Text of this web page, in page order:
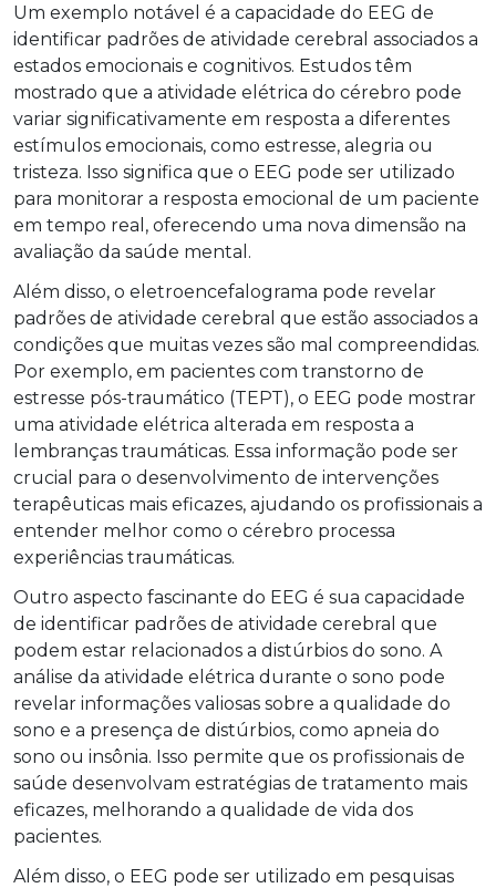
Um exemplo notável é a capacidade do EEG de
identificar padrões de atividade cerebral associados a
estados emocionais e cognitivos. Estudos têm
mostrado que a atividade elétrica do cérebro pode
variar significativamente em resposta a diferentes
estímulos emocionais, como estresse, alegria ou
tristeza. Isso significa que o EEG pode ser utilizado
para monitorar a resposta emocional de um paciente
em tempo real, oferecendo uma nova dimensão na
avaliação da saúde mental.
Além disso, o eletroencefalograma pode revelar
padrões de atividade cerebral que estão associados a
condições que muitas vezes são mal compreendidas.
Por exemplo, em pacientes com transtorno de
estresse pós-traumático (TEPT), o EEG pode mostrar
uma atividade elétrica alterada em resposta a
lembranças traumáticas. Essa informação pode ser
crucial para o desenvolvimento de intervenções
terapêuticas mais eficazes, ajudando os profissionais a
entender melhor como o cérebro processa
experiências traumáticas.
Outro aspecto fascinante do EEG é sua capacidade
de identificar padrões de atividade cerebral que
podem estar relacionados a distúrbios do sono. A
análise da atividade elétrica durante o sono pode
revelar informações valiosas sobre a qualidade do
sono e a presença de distúrbios, como apneia do
sono ou insônia. Isso permite que os profissionais de
saúde desenvolvam estratégias de tratamento mais
eficazes, melhorando a qualidade de vida dos
pacientes.
Além disso, o EEG pode ser utilizado em pesquisas